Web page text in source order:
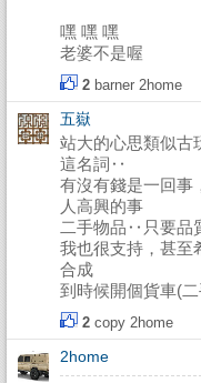
嘿 嘿 嘿
老婆不是喔
2 barner 2home
五嶽
站大的心思類似
這名詞‥
有沒有錢是一回
人高興的事
二手物品‥只要品
我也很支持，甚至
合成
到時候開個貨車(
2 copy 2home
2home